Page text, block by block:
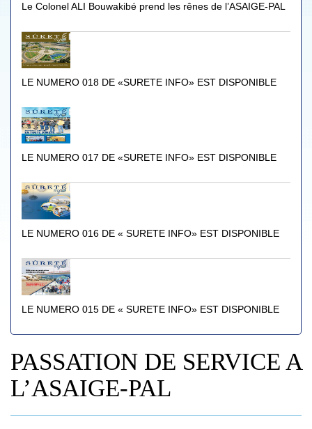
Le Colonel ALI Bouwakibé prend les rênes de l’ASAIGE-PAL
LE NUMERO 018 DE «SURETE INFO» EST DISPONIBLE
LE NUMERO 017 DE «SURETE INFO» EST DISPONIBLE
LE NUMERO 016 DE « SURETE INFO» EST DISPONIBLE
LE NUMERO 015 DE « SURETE INFO» EST DISPONIBLE
PASSATION DE SERVICE A
L’ASAIGE-PAL